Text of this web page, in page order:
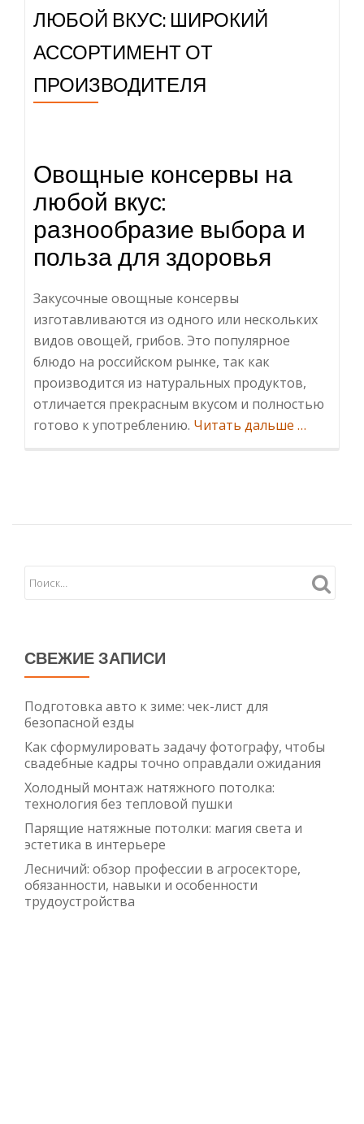
ЛЮБОЙ ВКУС: ШИРОКИЙ
АССОРТИМЕНТ ОТ
ПРОИЗВОДИТЕЛЯ
Овощные консервы на
любой вкус:
разнообразие выбора и
польза для здоровья
Закусочные овощные консервы
изготавливаются из одного или нескольких
видов овощей, грибов. Это популярное
блюдо на российском рынке, так как
производится из натуральных продуктов,
отличается прекрасным вкусом и полностью
готово к употреблению. Читать дальше
широкий
от
…
СВЕЖИЕ ЗАПИСИ
Подготовка авто к зиме: чек-лист для
безопасной езды
Как сформулировать задачу фотографу, чтобы
свадебные кадры точно оправдали ожидания
Холодный монтаж натяжного потолка:
технология без тепловой пушки
Парящие натяжные потолки: магия света и
эстетика в интерьере
Лесничий: обзор профессии в агросекторе,
обязанности, навыки и особенности
трудоустройства